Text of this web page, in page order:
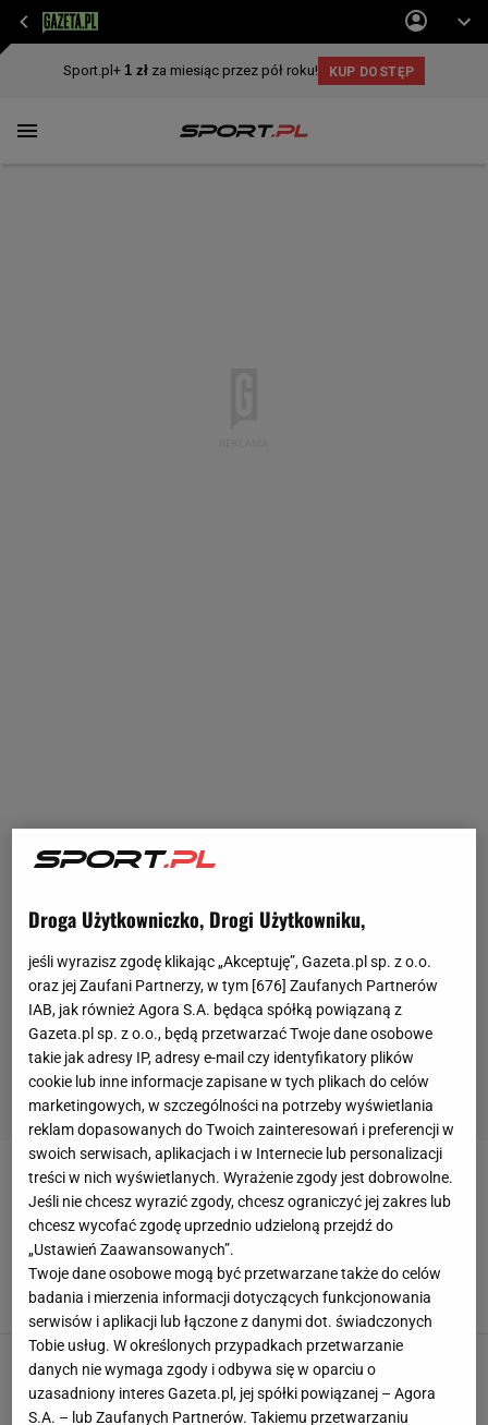
ĆWICZENIA
Ekspert radzi jak zwiększyć swoją efektywność
przed komputerem. Z tych technik korzystają
esportowcy!
PS, 19 MAJA 2021, 16:21
Łukasz Żwirecki opowiedział o swoich
zmaganiach z projektem "Od Zera do
Weterana". Runmageddon to ważny etap w jego
Droga Użytkowniczko, Drogi Użytkowniku,
jeśli wyrazisz zgodę klikając „Akceptuję”, Gazeta.pl sp. z o.o.
oraz jej Zaufani Partnerzy, w tym [676] Zaufanych Partnerów
IAB, jak również Agora S.A. będąca spółką powiązaną z
Gazeta.pl sp. z o.o., będą przetwarzać Twoje dane osobowe
takie jak adresy IP, adresy e-mail czy identyfikatory plików
cookie lub inne informacje zapisane w tych plikach do celów
marketingowych, w szczególności na potrzeby wyświetlania
reklam dopasowanych do Twoich zainteresowań i preferencji w
swoich serwisach, aplikacjach i w Internecie lub personalizacji
treści w nich wyświetlanych. Wyrażenie zgody jest dobrowolne.
Jeśli nie chcesz wyrazić zgody, chcesz ograniczyć jej zakres lub
chcesz wycofać zgodę uprzednio udzieloną przejdź do
„Ustawień Zaawansowanych”.
Twoje dane osobowe mogą być przetwarzane także do celów
badania i mierzenia informacji dotyczących funkcjonowania
serwisów i aplikacji lub łączone z danymi dot. świadczonych
Tobie usług. W określonych przypadkach przetwarzanie
danych nie wymaga zgody i odbywa się w oparciu o
uzasadniony interes Gazeta.pl, jej spółki powiązanej – Agora
S.A. – lub Zaufanych Partnerów. Takiemu przetwarzaniu